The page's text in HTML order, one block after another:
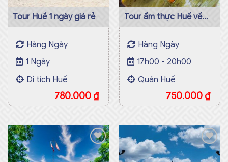
Tour Huế 1 ngày giá rẻ
780.000 ₫
Hàng Ngày
1 Ngày
Di tích Huế
Tour ẩm thực Huế về
đêm
750.000 ₫
Hàng Ngày
17h00 - 20h00
Quán Huế